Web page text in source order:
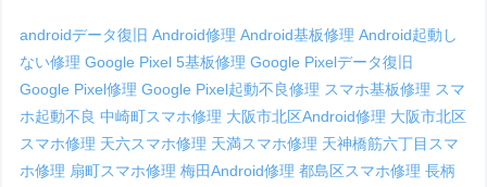
androidデータ復旧Android修理Android基板修理Android起動し
ない修理Google Pixel 5基板修理Google Pixelデータ復旧
Google Pixel修理Google Pixel起動不良修理 スマホ基板修理 スマ
ホ起動不良中崎町スマホ修理 大阪市北区Android修理 大阪市北区
スマホ修理 天六スマホ修理 天満スマホ修理 天神橋筋六丁目スマ
ホ修理 扇町スマホ修理梅田Android修理都島区スマホ修理長柄